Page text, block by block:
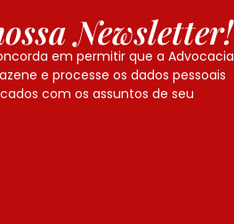
Newsletter!
em permitir que a Advocacia
e processe os dados pessoais
com os assuntos de seu